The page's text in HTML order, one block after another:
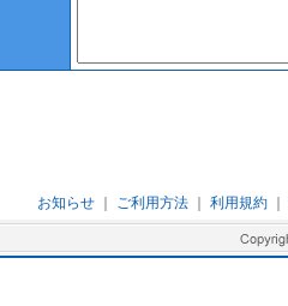
お知らせ ご利用方法 利用規約